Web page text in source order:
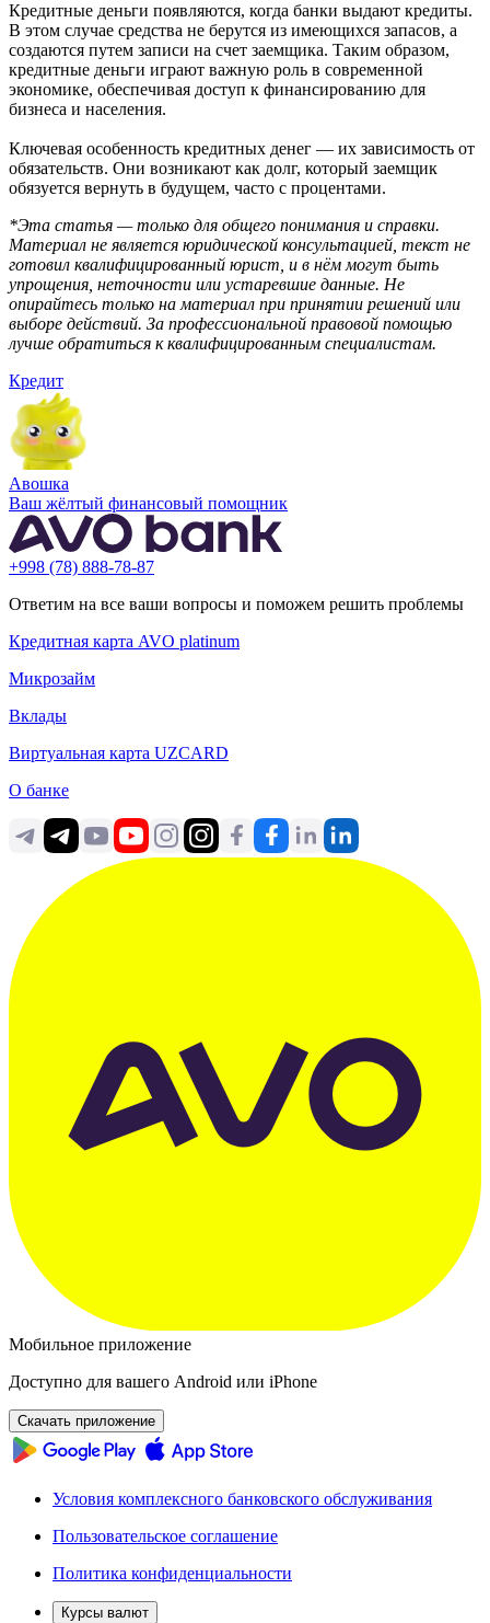
Кредитные деньги появляются, когда банки выдают кредиты.
В этом случае средства не берутся из имеющихся запасов, а
создаются путем записи на счет заемщика. Таким образом,
кредитные деньги играют важную роль в современной
экономике, обеспечивая доступ к финансированию для
бизнеса и населения.
Ключевая особенность кредитных денег — их зависимость от
обязательств. Они возникают как долг, который заемщик
обязуется вернуть в будущем, часто с процентами.
*Эта статья — только для общего понимания и справки.
Материал не является юридической консультацией, текст не
готовил квалифицированный юрист, и в нём могут быть
упрощения, неточности или устаревшие данные. Не
опирайтесь только на материал при принятии решений или
выборе действий. За профессиональной правовой помощью
лучше обратиться к квалифицированным специалистам.
Кредит
Aвошка
Ваш жёлтый финансовый помощник
+998 (78) 888-78-87
Ответим на все ваши вопросы и поможем решить проблемы
Кредитная карта AVO platinum
Микрозайм
Вклады
Виртуальная карта UZCARD
О банке
Мобильное приложение
Доступно для вашего Android или iPhone
Скачать приложение
Условия комплексного банковского обслуживания
Пользовательское соглашение
Политика конфиденциальности
Курсы валют